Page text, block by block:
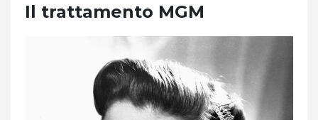
Il trattamento MGM